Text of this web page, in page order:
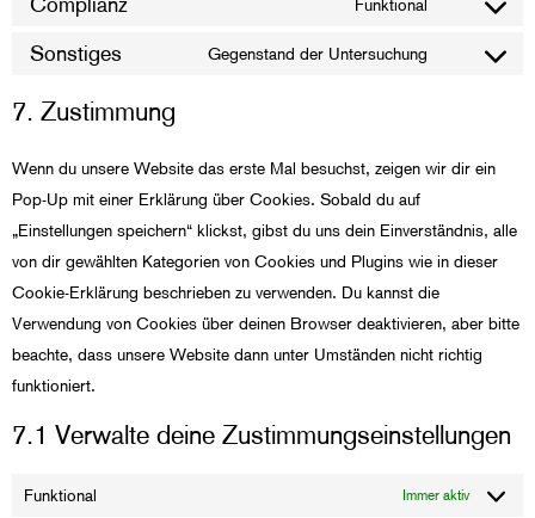
Funktional
Sonstiges Gegenstand der Untersuchung
7. Zustimmung
Wenn du unsere Website das erste Mal besuchst, zeigen wir dir ein
Pop-Up mit einer Erklärung über Cookies. Sobald du auf
„Einstellungen speichern“ klickst, gibst du uns dein Einverständnis, alle
von dir gewählten Kategorien von Cookies und Plugins wie in dieser
Cookie-Erklärung beschrieben zu verwenden. Du kannst die
Verwendung von Cookies über deinen Browser deaktivieren, aber bitte
beachte, dass unsere Website dann unter Umständen nicht richtig
funktioniert.
7.1 Verwalte deine Zustimmungseinstellungen
Funktional Immer aktiv